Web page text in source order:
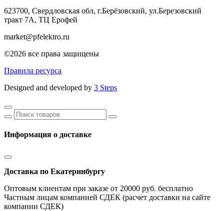
623700, Свердловская обл, г.Берёзовский, ул.Березовский
тракт 7А, ТЦ Ерофей
market@pfelektro.ru
©2026 все права защищены
Правила ресурса
Designed and developed by 3 Steps
Информация о доставке
Доставка по Екатеринбургу
Оптовым клиентам при заказе от 20000 руб. бесплатно
Частным лицам компанией СДЕК (расчет доставки на сайте
компании СДЕК)